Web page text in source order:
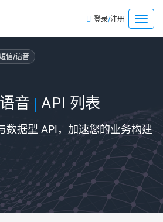
菜
单
登录/注册
信/语音
音 | API 列表
数据型 API，加速您的业务构建